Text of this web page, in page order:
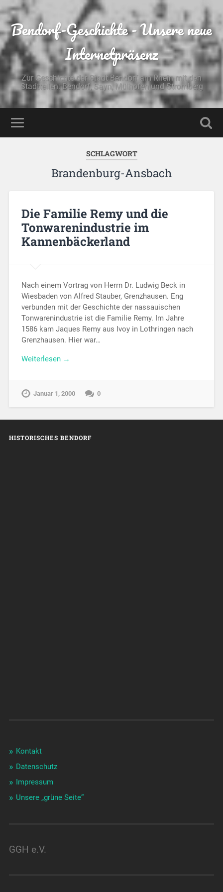
Bendorf-Geschichte - Unsere neue
Internetpräsenz
Zur Geschichte der Stadt Bendorf am Rhein mit den
Stadtteilen: Bendorf, Sayn, Mülhofen und Stromberg
SCHLAGWORT
Brandenburg-Ansbach
Die Familie Remy und die
Tonwarenindustrie im
Kannenbäckerland
Nach einem Vortrag von Herrn Dr. Ludwig Beck in
Wiesbaden von Alfred Stauber, Grenzhausen. Eng
verbunden mit der Geschichte der nassauischen
Tonwarenindustrie ist die Familie Remy. Im Jahre
1586 kam Jaques Remy aus Ivoy in Lothringen nach
Grenzhausen. Hier war…
Weiterlesen →
Januar 1, 2000 0
HISTORISCHES BENDORF
Kontakt
Datenschutz
Impressum
Unsere „grüne Seite“
GGH e.V.